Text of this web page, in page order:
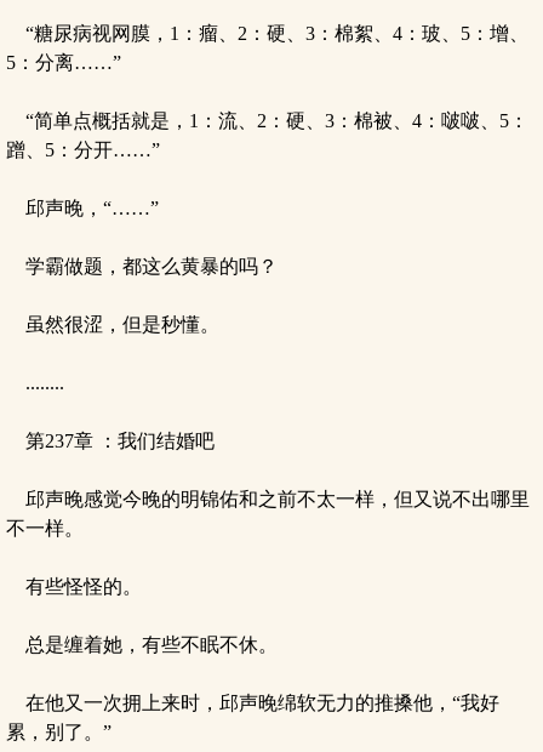
“糖尿病视网膜，1：瘤、2：硬、3：棉絮、4：玻、5：增、
5：分离……”
“简单点概括就是，1：流、2：硬、3：棉被、4：啵啵、5：
蹭、5：分开……”
邱声晚，“……”
学霸做题，都这么黄暴的吗？
虽然很涩，但是秒懂。
........
第237章 ：我们结婚吧
邱声晚感觉今晚的明锦佑和之前不太一样，但又说不出哪里
不一样。
有些怪怪的。
总是缠着她，有些不眠不休。
在他又一次拥上来时，邱声晚绵软无力的推搡他，“我好
累，别了。”